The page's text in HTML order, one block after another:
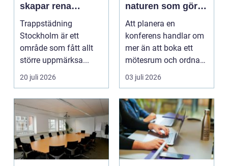
skapar rena
trapphus tryggare
boendemiljöer
Trappstädning
Stockholm är ett
område som fått allt
större uppmärksa...
20 juli 2026
naturen som gör
skillnad
Att planera en
konferens handlar om
mer än att boka ett
mötesrum och ordna
fika. För många
företag h...
03 juli 2026